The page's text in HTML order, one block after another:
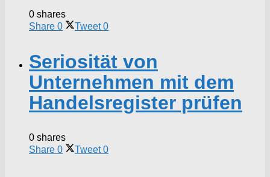
0 shares
Share 0 Tweet 0
Seriosität von
Unternehmen mit dem
Handelsregister prüfen
0 shares
Share 0 Tweet 0